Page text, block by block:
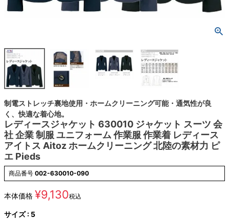
制電ストレッチ裏地使用・ホームクリーニング可能・通気性が良
く、快適な着心地。
レディースジャケット 630010 ジャケット スーツ 会
社 企業 制服 ユニフォーム 作業服 作業着 レディース
アイトス Aitoz ホームクリーニング 北陸の素材力 ピ
エ Pieds
商品番号 002-630010-090
本体価格 ¥9,130税込
サイズ
5